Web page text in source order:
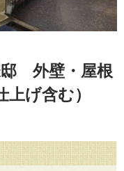
邸 外壁・屋根
上げ含む）